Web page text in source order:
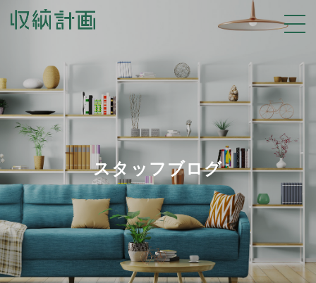
スタッフブログ